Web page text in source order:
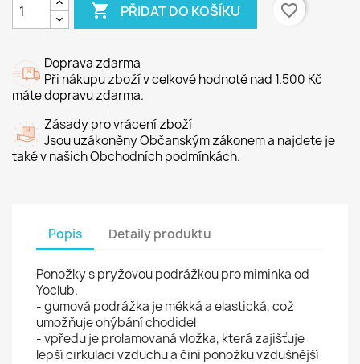
 PŘIDAT DO KOŠÍKU favorite_border
Doprava zdarma
Při nákupu zboží v celkové hodnotě nad 1.500 Kč
máte dopravu zdarma.
Zásady pro vrácení zboží
Jsou uzákoněny Občanským zákonem a najdete je
také v našich Obchodních podmínkách.
Popis Detaily produktu
Ponožky s pryžovou podrážkou pro miminka od
Yoclub.
- gumová podrážka je měkká a elastická, což
umožňuje ohýbání chodidel
- vpředu je prolamovaná vložka, která zajišťuje
lepší cirkulaci vzduchu a činí ponožku vzdušnější